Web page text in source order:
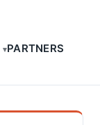
PARTNERS